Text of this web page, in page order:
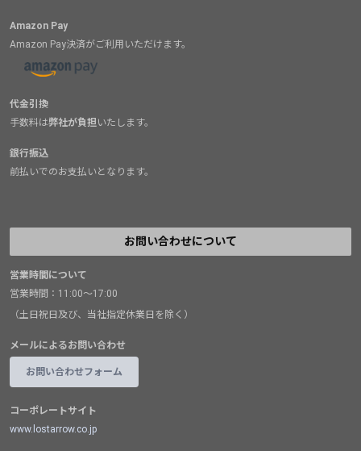
Amazon Pay
Amazon Pay決済がご利用いただけます。
代金引換
手数料は弊社が負担 いたします。
銀行振込
前払いでのお支払いとなります。
お問い合わせについて
営業時間について
営業時間：11:00～17:00
（土日祝日及び、当社指定休業日を除く）
メールによるお問い合わせ
お問い合わせフォーム
コーポレートサイト
www.lostarrow.co.jp